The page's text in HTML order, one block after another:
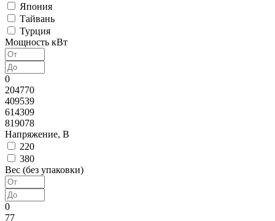
Япония
Тайвань
Турция
Мощность кВт
0
204770
409539
614309
819078
Напряжение, В
220
380
Вес (без упаковки)
0
77